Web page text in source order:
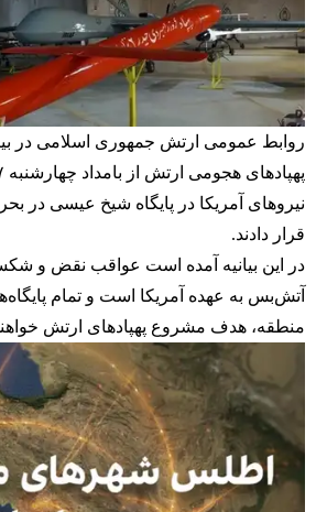
روابط عمومی ارتش جمهوری اسلامی در
نیروهای آمریکا در پایگاه شیخ عیسی در
قرار دادند.
در این بیانیه آمده است عواقب نقض و
آتش‌بس به عهده آمریکا است و تمام
منطقه، هدف مشروع پهپادهای ارتش